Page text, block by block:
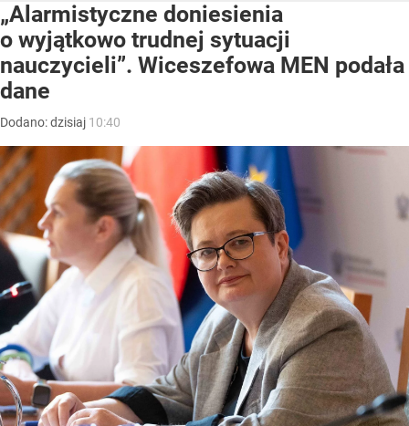
„Alarmistyczne doniesienia
o wyjątkowo trudnej sytuacji
nauczycieli”. Wiceszefowa MEN podała
dane
Dodano:dzisiaj 10:40